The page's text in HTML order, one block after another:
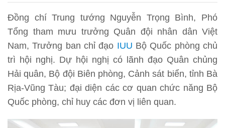
Đồng chí Trung tướng Nguyễn Trọng Bình, Phó
Tổng tham mưu trưởng Quân đội nhân dân Việt
Nam, Trưởng ban chỉ đạo IUU Bộ Quốc phòng chủ
trì hội nghị. Dự hội nghị có lãnh đạo Quân chủng
Hải quân, Bộ đội Biên phòng, Cảnh sát biển, tỉnh Bà
Rịa-Vũng Tàu; đại diện các cơ quan chức năng Bộ
Quốc phòng, chỉ huy các đơn vị liên quan.